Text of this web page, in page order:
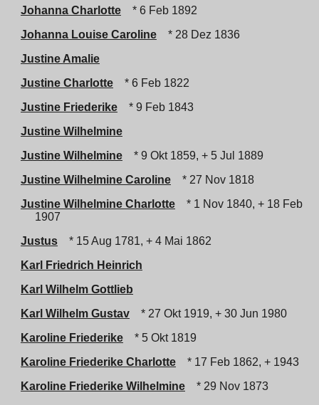
Johanna Charlotte
* 6 Feb 1892
Johanna Louise Caroline
* 28 Dez 1836
Justine Amalie
Justine Charlotte
* 6 Feb 1822
Justine Friederike
* 9 Feb 1843
Justine Wilhelmine
Justine Wilhelmine
* 9 Okt 1859, + 5 Jul 1889
Justine Wilhelmine Caroline
* 27 Nov 1818
Justine Wilhelmine Charlotte
* 1 Nov 1840, + 18 Feb
1907
Justus
* 15 Aug 1781, + 4 Mai 1862
Karl Friedrich Heinrich
Karl Wilhelm Gottlieb
Karl Wilhelm Gustav
* 27 Okt 1919, + 30 Jun 1980
Karoline Friederike
* 5 Okt 1819
Karoline Friederike Charlotte
* 17 Feb 1862, + 1943
Karoline Friederike Wilhelmine
* 29 Nov 1873